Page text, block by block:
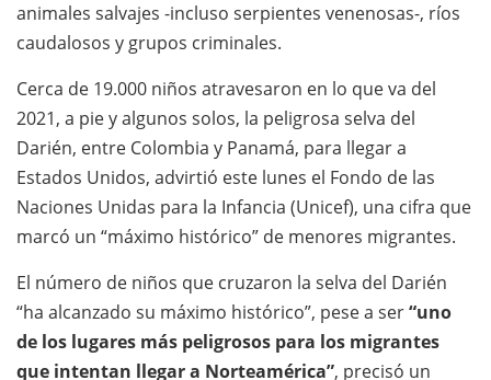
animales salvajes -incluso serpientes venenosas-, ríos
caudalosos y grupos criminales.
Cerca de 19.000 niños atravesaron en lo que va del
2021, a pie y algunos solos, la peligrosa selva del
Darién, entre Colombia y Panamá, para llegar a
Estados Unidos, advirtió este lunes el Fondo de las
Naciones Unidas para la Infancia (Unicef), una cifra que
marcó un “máximo histórico” de menores migrantes.
El número de niños que cruzaron la selva del Darién
“ha alcanzado su máximo histórico”, pese a ser“uno
de los lugares más peligrosos para los migrantes
que intentan llegar a Norteamérica”, precisó un